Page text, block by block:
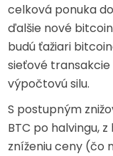
celková ponuka
ďalšie nové
budú ťažiari
sieťové
výpočtovú silu.
S postupným
BTC po halvingu,
zníženiu ceny (čo